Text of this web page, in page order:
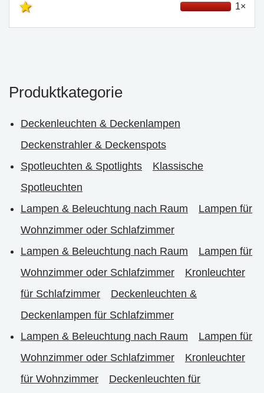
1×
Produktkategorie
Deckenleuchten & Deckenlampen
Deckenstrahler & Deckenspots
Spotleuchten & Spotlights
Klassische
Spotleuchten
Lampen & Beleuchtung nach Raum
Lampen für
Wohnzimmer oder Schlafzimmer
Lampen & Beleuchtung nach Raum
Lampen für
Wohnzimmer oder Schlafzimmer
Kronleuchter
für Schlafzimmer
Deckenleuchten &
Deckenlampen für Schlafzimmer
Lampen & Beleuchtung nach Raum
Lampen für
Wohnzimmer oder Schlafzimmer
Kronleuchter
für Wohnzimmer
Deckenleuchten für